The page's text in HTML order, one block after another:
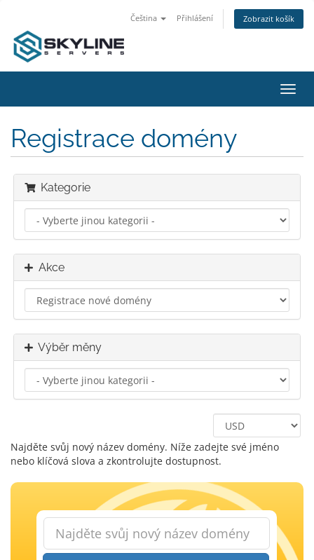
Čeština Přihlášení Zobrazit košík
Registrace domény
Kategorie
Akce
Výběr měny
Najděte svůj nový název domény. Níže zadejte své jméno
nebo klíčová slova a zkontrolujte dostupnost.